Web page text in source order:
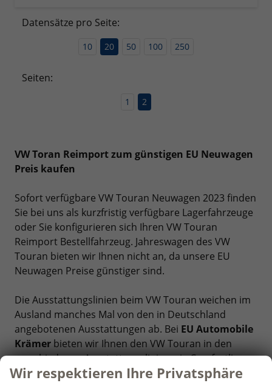
Datensätze pro Seite:
10 20 50 100 250
Seiten:
1 2
VW Toran Reimport zum günstigen EU Neuwagen
Preis kaufen
Sofort verfügbare VW Touran Neuwagen 2023 finden
Sie bei uns als kurzfristig verfügbare Lagerfahrzeuge
oder Sie konfigurieren sich Ihren VW Touran
Reimport Bestellfahrzeug. Jahreswagen des VW
Touran bieten wir Ihnen nicht an, da unsere EU
Neuwagen Preise günstiger sind.
Die Ausstattungslinien beim VW Touran weichen im
Ausland manches Mal von den in Deutschland
angebotenen Ausstattungen ab. Bei EU Automobile
Krämer bieten wir Ihnen den VW Touran in den
verschiedenen Ausstattungslinien wie Comfortline,
Highline und R-Line an.
Wir respektieren Ihre Privatsphäre